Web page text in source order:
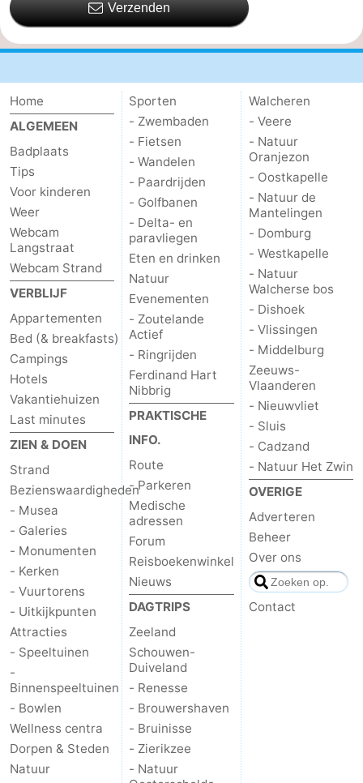
Verzenden
Home
ALGEMEEN
Badplaats
Tips
Voor kinderen
Weer
Webcam
Langstraat
Webcam Strand
VERBLIJF
Appartementen
Bed (& breakfasts)
Campings
Hotels
Vakantiehuizen
Last minutes
ZIEN & DOEN
Strand
Bezienswaardigheden
- Musea
- Galeries
- Monumenten
- Kerken
- Vuurtorens
- Uitkijkpunten
Attracties
- Speeltuinen
-
Binnenspeeltuinen
- Bowlen
Wellness centra
Dorpen & Steden
Natuur
Sporten
- Zwembaden
- Fietsen
- Wandelen
- Paardrijden
- Golfbanen
- Delta- en
paravliegen
Eten en drinken
Natuur
Evenementen
- Zoutelande
Actief
- Ringrijden
Ferdinand Hart
Nibbrig
PRAKTISCHE
INFO.
Route
- Parkeren
Medische
adressen
Forum
Reisboekenwinkel
Nieuws
DAGTRIPS
Zeeland
Schouwen-
Duiveland
- Renesse
- Brouwershaven
- Bruinisse
- Zierikzee
- Natuur
Walcheren
- Veere
- Natuur
Oranjezon
- Oostkapelle
- Natuur de
Mantelingen
- Domburg
- Westkapelle
- Natuur
Walcherse bos
- Dishoek
- Vlissingen
- Middelburg
Zeeuws-
Vlaanderen
- Nieuwvliet
- Sluis
- Cadzand
- Natuur Het Zwin
OVERIGE
Adverteren
Beheer
Over ons
Contact